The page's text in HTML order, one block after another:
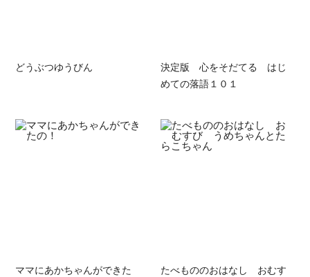
どうぶつゆうびん
決定版 心をそだてる はじ
めての落語１０１
ママにあかちゃんができた
たべもののおはなし おむす